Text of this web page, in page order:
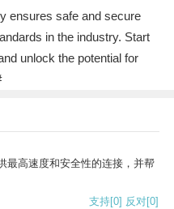
ensures safe and secure
in the industry. Start
unlock the potential for
最高速度和安全性的连接，并帮
支持[0] 反对[0]